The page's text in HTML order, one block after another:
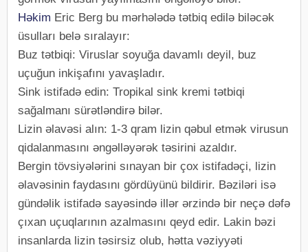
Həkim Eric Berg bu mərhələdə tətbiq edilə biləcək
üsulları belə sıralayır:
Buz tətbiqi: Viruslar soyuğa davamlı deyil, buz
uçuğun inkişafını yavaşladır.
Sink istifadə edin: Tropikal sink kremi tətbiqi
sağalmanı sürətləndirə bilər.
Lizin əlavəsi alın: 1-3 qram lizin qəbul etmək virusun
qidalanmasını əngəlləyərək təsirini azaldır.
Bergin tövsiyələrini sınayan bir çox istifadəçi, lizin
əlavəsinin faydasını gördüyünü bildirir. Bəziləri isə
gündəlik istifadə sayəsində illər ərzində bir neçə dəfə
çıxan uçuqlarının azalmasını qeyd edir. Lakin bəzi
insanlarda lizin təsirsiz olub, hətta vəziyyəti